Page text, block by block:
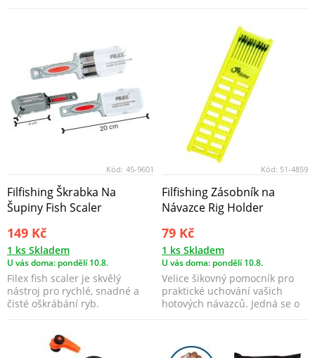
Kód: 45-9601
Filfishing Škrabka Na
Šupiny Fish Scaler
149 Kč
1 ks Skladem
U vás doma: pondělí 10.8.
Filex fish scaler je skvělý
nástroj pro rychlé, snadné a
čisté oškrábání ryb.
Kód: 51-4859
Filfishing Zásobník na
Návazce Rig Holder
79 Kč
1 ks Skladem
U vás doma: pondělí 10.8.
Velice šikovný pomocník pro
praktické uchování vašich
hotových návazců. Jedná se o